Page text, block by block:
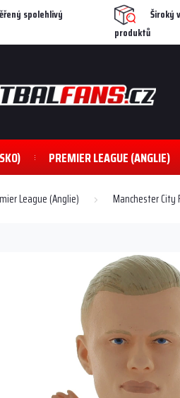
spolehlivý
Široký
produktů
PREMIER LEAGUE (ANGLIE)
League (Anglie) Manchester City